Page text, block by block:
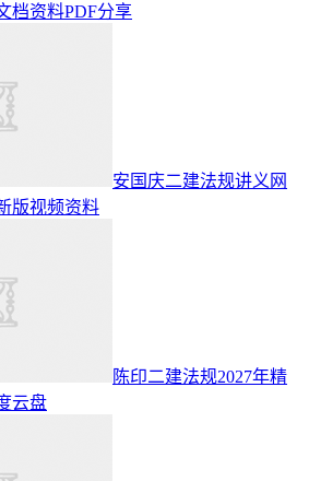
档资料PDF分享
安国庆二建法规讲义网
版视频资料
陈印二建法规2027年精
云盘